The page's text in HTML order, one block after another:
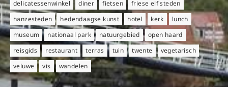
delicatessenwinkel
diner fietsen
friese elf steden
hanzesteden
hedendaagse kunst hotel kerk
lunch
museum
nationaal park natuurgebied
open haard
reisgids
restaurant terras tuin twente
vegetarisch
veluwe
vis wandelen